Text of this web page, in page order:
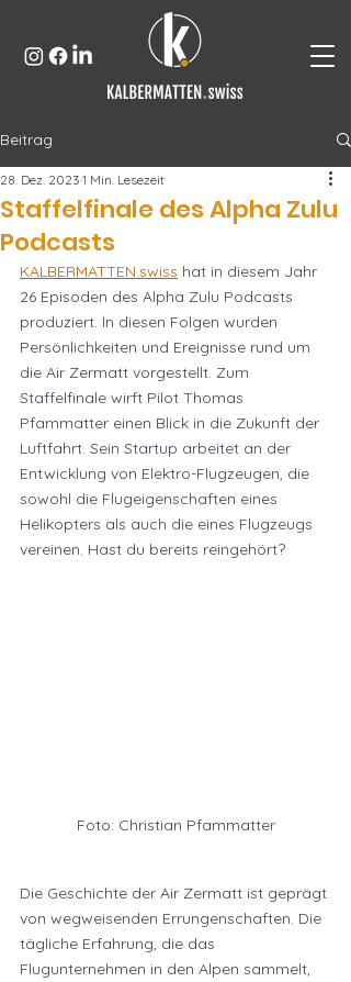
Beitrag
Staffelfinale des Alpha Zulu
Podcasts
28. Dez. 2023 1 Min. Lesezeit
KALBERMATTEN.swiss hat in diesem Jahr
26 Episoden des Alpha Zulu Podcasts
produziert. In diesen Folgen wurden
Persönlichkeiten und Ereignisse rund um
die Air Zermatt vorgestellt. Zum
Staffelfinale wirft Pilot Thomas
Pfammatter einen Blick in die Zukunft der
Luftfahrt. Sein Startup arbeitet an der
Entwicklung von Elektro-Flugzeugen, die
sowohl die Flugeigenschaften eines
Helikopters als auch die eines Flugzeugs
vereinen. Hast du bereits reingehört?
Foto: Christian Pfammatter
Die Geschichte der Air Zermatt ist geprägt
von wegweisenden Errungenschaften. Die
tägliche Erfahrung, die das
Flugunternehmen in den Alpen sammelt,